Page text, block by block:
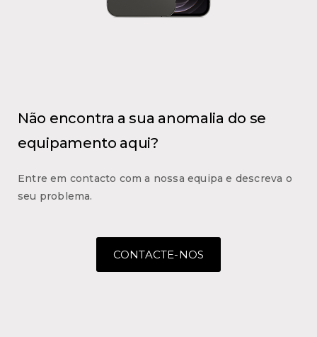
Não encontra a sua anomalia do se
equipamento aqui?
Entre em contacto com a nossa equipa e descreva o
seu problema.
CONTACTE-NOS